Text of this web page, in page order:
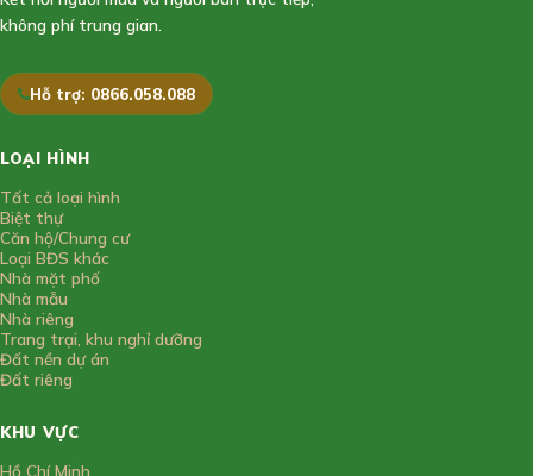
không phí trung gian.
Hỗ trợ: 0866.058.088
LOẠI HÌNH
Tất cả loại hình
Biệt thự
Căn hộ/Chung cư
Loại BĐS khác
Nhà mặt phố
Nhà mẫu
Nhà riêng
Trang trại, khu nghỉ dưỡng
Đất nền dự án
Đất riêng
KHU VỰC
Hồ Chí Minh